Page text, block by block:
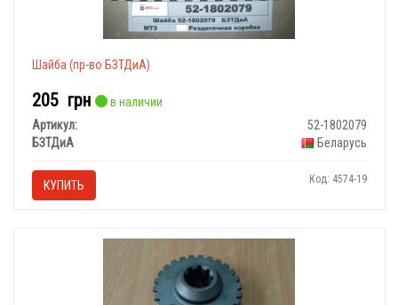
Шайба (пр-во БЗТДиА)
205 грн
в наличии
Артикул:
52-1802079
БЗТДиА
Беларусь
КУПИТЬ Код: 4574-19